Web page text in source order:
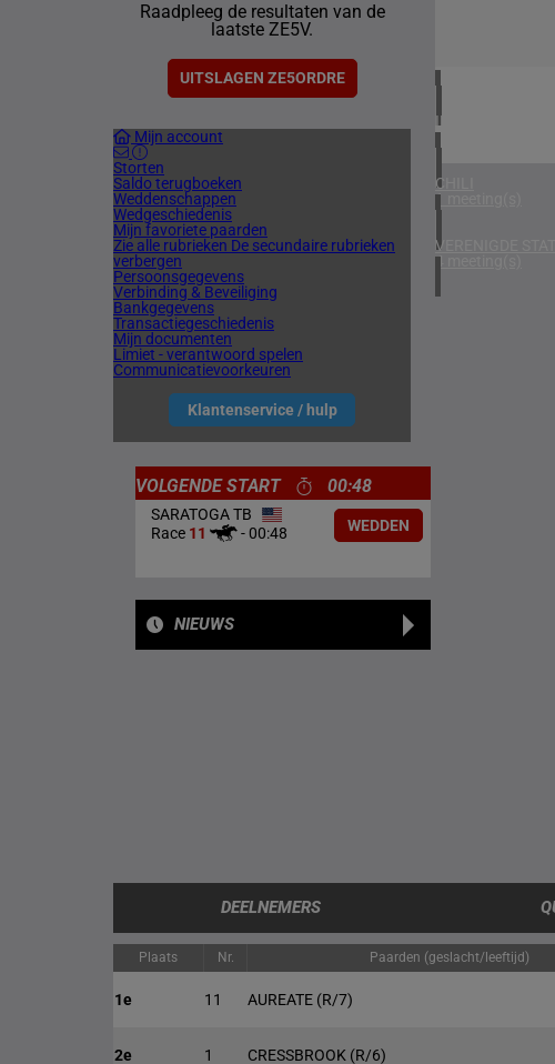
Raadpleeg de resultaten van de
laatste ZE5V.
UITSLAGEN ZE5ORDRE
Mijn account
Storten
Saldo terugboeken
Weddenschappen
Wedgeschiedenis
Mijn favoriete paarden
Zie alle rubrieken De secundaire rubrieken
verbergen
Persoonsgegevens
Verbinding & Beveiliging
Bankgegevens
Transactiegeschiedenis
Mijn documenten
Limiet - verantwoord spelen
Communicatievoorkeuren
Klantenservice / hulp
4 meeting(s)
IERLAND
1 meeting(s)
CHILI
1 meeting(s)
VERENIGDE
4 meeting(s)
VOLGENDE START 00:48
SARATOGA TB
Race11 -00:48 WEDDEN
NIEUWS
DEELNEMERS
Plaats Nr. Paarden (geslacht/leeftijd)
1e 11 AUREATE (R/7)
2e 1 CRESSBROOK (R/6)